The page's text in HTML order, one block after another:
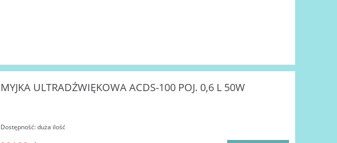
MYJKA ULTRADŹWIĘKOWA ACDS-100 POJ. 0,6 L 50W
Dostępność:duża ilość